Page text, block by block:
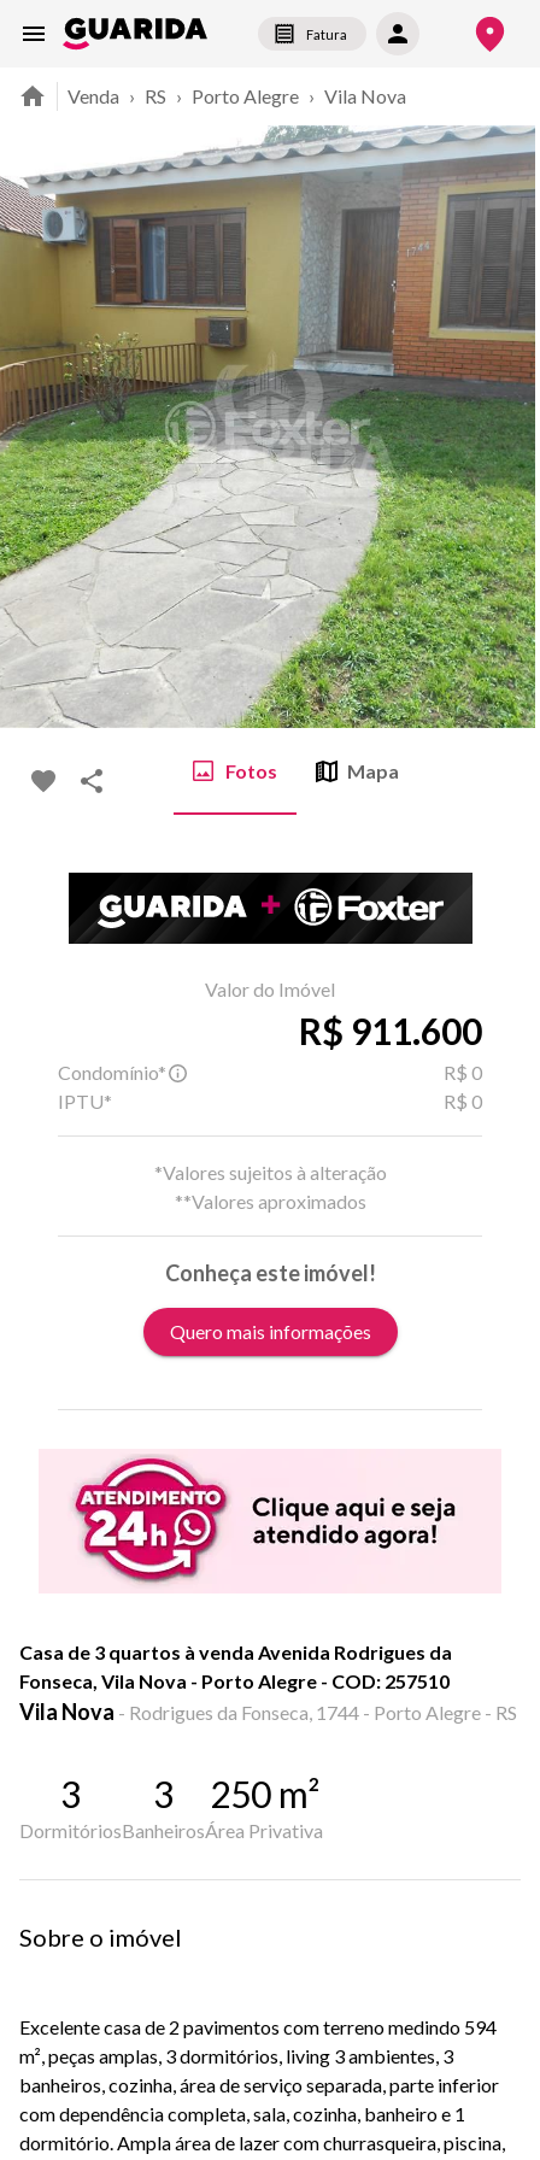
Fatura
Venda › RS › Porto Alegre › Vila Nova
Fotos Mapa
Valor do Imóvel
R$ 911.600
Condomínio*
R$ 0
IPTU*
R$ 0
*Valores sujeitos à alteração
**Valores aproximados
Conheça este imóvel!
Quero mais informações
Casa de 3 quartos à venda Avenida Rodrigues da
Fonseca, Vila Nova - Porto Alegre - COD: 257510
Vila Nova - Rodrigues da Fonseca, 1744 - Porto Alegre - RS
3
Dormitórios
3
Banheiros
250 m²
Área Privativa
Sobre o imóvel
Excelente casa de 2 pavimentos com terreno medindo 594
m², peças amplas, 3 dormitórios, living 3 ambientes, 3
banheiros, cozinha, área de serviço separada, parte inferior
com dependência completa, sala, cozinha, banheiro e 1
dormitório. Ampla área de lazer com churrasqueira, piscina,